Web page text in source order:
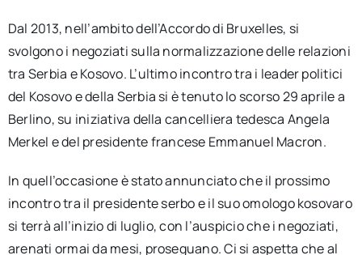
Dal 2013, nell’ambito dell’Accordo di Bruxelles, si
svolgono i negoziati sulla normalizzazione delle relazioni
tra Serbia e Kosovo. L’ultimo incontro tra i leader politici
del Kosovo e della Serbia si è tenuto lo scorso 29 aprile a
Berlino, su iniziativa della cancelliera tedesca Angela
Merkel e del presidente francese Emmanuel Macron.
In quell’occasione è stato annunciato che il prossimo
incontro tra il presidente serbo e il suo omologo kosovaro
si terrà all’inizio di luglio, con l’auspicio che i negoziati,
arenati ormai da mesi, proseguano. Ci si aspetta che al